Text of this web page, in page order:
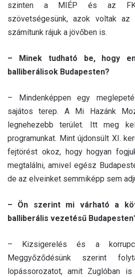
szinten a MIÉP és az
szövetségesünk, azok voltak
számítunk rájuk a jövőben is.
– Minek tudható be, hogy
balliberálisok Budapesten?
– Mindenképpen egy
sajátos terep. A Mi Hazánk
legnehezebb terület. Itt meg
programunkat. Mint újdonsült XI.
fejtörést okoz, hogy hogyan
megtalálni, amivel egész
de az elveinket semmiképp sem
– Ön szerint mi várható a
balliberális vezetésű
– Kizsigerelés és a
Meggyőződésünk szerint
lopássorozatot, amit Zuglóban